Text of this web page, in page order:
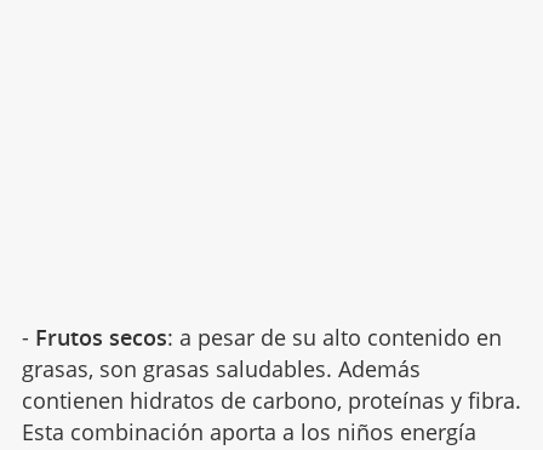
- Frutos secos: a pesar de su alto contenido en
grasas, son grasas saludables. Además
contienen hidratos de carbono, proteínas y fibra.
Esta combinación aporta a los niños energía